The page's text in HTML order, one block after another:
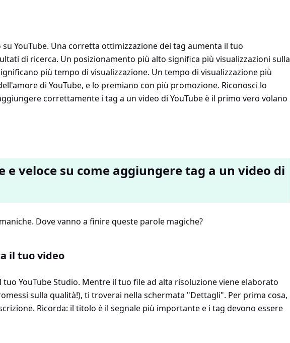
su YouTube. Una corretta ottimizzazione dei tag aumenta il tuo
di ricerca. Un posizionamento più alto significa più visualizzazioni sulla
più tempo di visualizzazione. Un tempo di visualizzazione più
di YouTube, e lo premiano con più promozione. Riconosci lo
correttamente i tag a un video di YouTube è il primo vero volano
e veloce su come aggiungere tag a un video di
Dove vanno a finire queste parole magiche?
il tuo video
tuo YouTube Studio. Mentre il tuo file ad alta risoluzione viene elaborato
sulla qualità!), ti troverai nella schermata "Dettagli". Per prima cosa,
Ricorda: il titolo è il segnale più importante e i tag devono essere